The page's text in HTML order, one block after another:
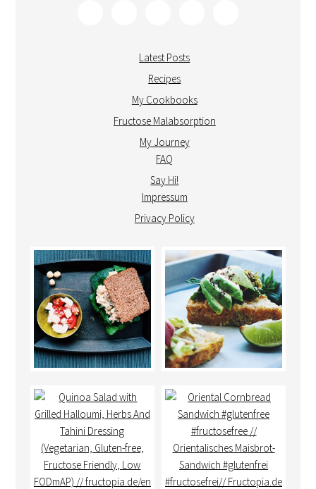
Latest Posts
Recipes
My Cookbooks
Fructose Malabsorption
My Journey
FAQ
Say Hi!
Impressum
Privacy Policy